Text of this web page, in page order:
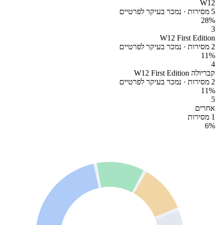
W12
5 מסירות · נמכר בעיקר לפרטיים
28%
3
W12 First Edition
2 מסירות · נמכר בעיקר לפרטיים
11%
4
קבריולה W12 First Edition
2 מסירות · נמכר בעיקר לפרטיים
11%
5
אחרים
1 מסירות
6%